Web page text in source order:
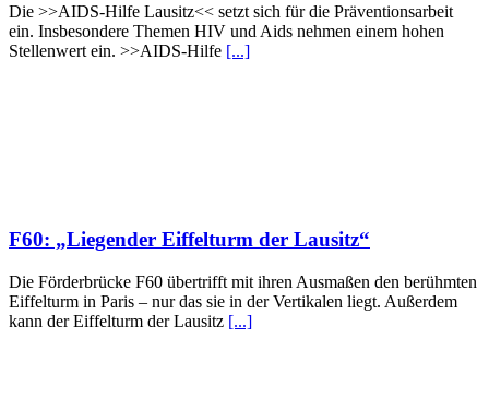
Die >>AIDS-Hilfe Lausitz<< setzt sich für die Präventionsarbeit
ein. Insbesondere Themen HIV und Aids nehmen einem hohen
Stellenwert ein. >>AIDS-Hilfe [...]
F60: „Liegender Eiffelturm der Lausitz“
Die Förderbrücke F60 übertrifft mit ihren Ausmaßen den berühmten
Eiffelturm in Paris – nur das sie in der Vertikalen liegt. Außerdem
kann der Eiffelturm der Lausitz [...]